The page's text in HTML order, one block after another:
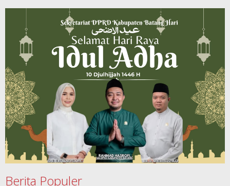
Berita Populer